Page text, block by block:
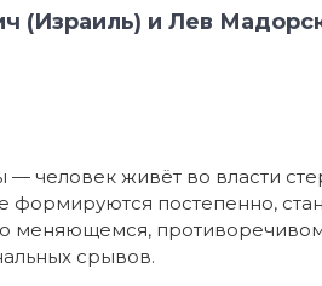
(Израиль) и Лев
человек живёт во власти
формируются постепенно,
меняющемся,
срывов.